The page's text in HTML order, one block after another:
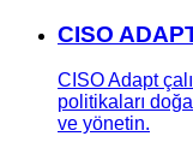
CISO
CISO Adapt
politikaları
ve yönetin.